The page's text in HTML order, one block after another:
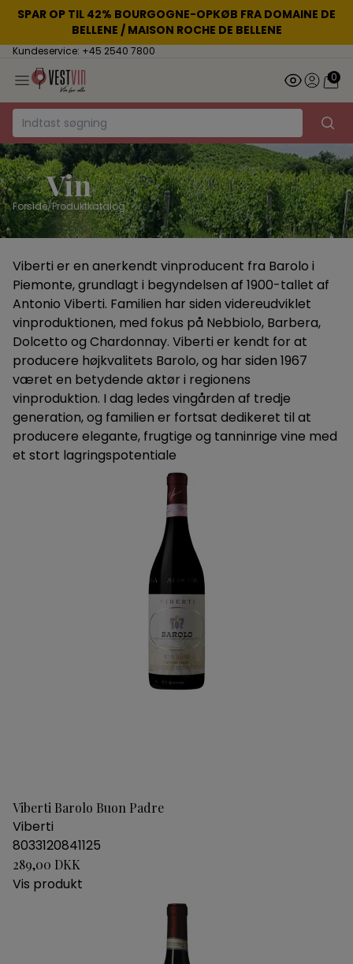
SPAR OP TIL 42% BOURGOGNE-OPKØB FRA DOMAINE DE
BELLENE / MAISON ROCHE DE BELLENE
Kundeservice: +45 2540 7800
0
Vin
Forside/Produktkatalog
Viberti er en anerkendt vinproducent fra Barolo i
Piemonte, grundlagt i begyndelsen af 1900-tallet af
Antonio Viberti. Familien har siden videreudviklet
vinproduktionen, med fokus på Nebbiolo, Barbera,
Dolcetto og Chardonnay. Viberti er kendt for at
producere højkvalitets Barolo, og har siden 1967
været en betydende aktør i regionens
vinproduktion. I dag ledes vingården af tredje
generation, og familien er fortsat dedikeret til at
producere elegante, frugtige og tanninrige vine med
et stort lagringspotentiale​
Viberti Barolo Buon Padre
Viberti
8033120841125
289,00 DKK
Vis produkt